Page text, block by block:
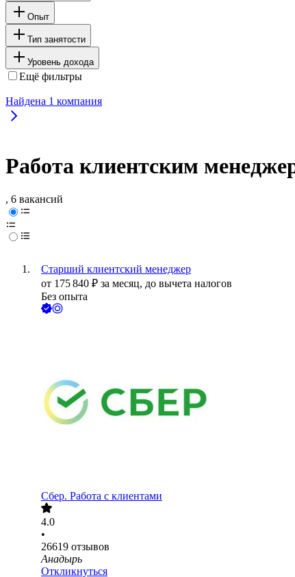
Опыт
Тип занятости
Уровень дохода
Ещё фильтры
Найдена 1 компания
Работа клиентским
, 6 вакансий
Старший клиентский менеджер
от 175 840 ₽ за месяц, до вычета налогов
Без опыта
Сбер. Работа с клиентами
4.0
•
26619 отзывов
Анадырь
Откликнуться